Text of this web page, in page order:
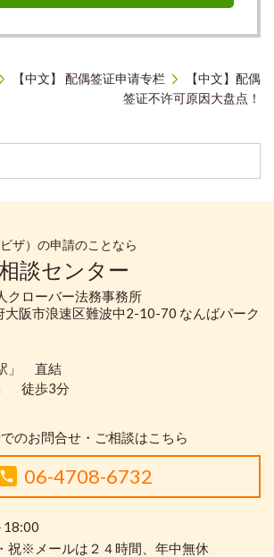
【中文】 配偶签证申请专栏
【中文】配偶
签证不许可原因大盘点！
ザ）の申請のことなら
談センター
クローバー法務事務所
阪市浪速区難波中2-10-70 なんばパーク
」 直結
徒歩3分
のお問合せ・ご相談はこちら
06-4708-6732
18:00
※メールは２４時間、年中無休